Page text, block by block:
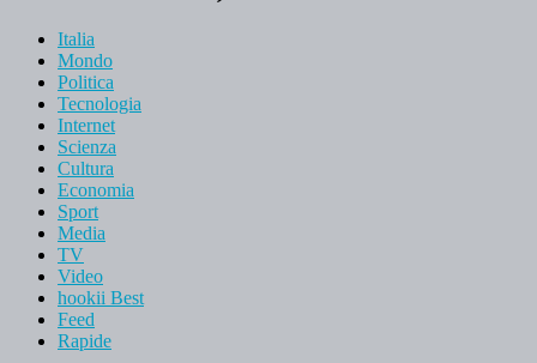
Italia
Mondo
Politica
Tecnologia
Internet
Scienza
Cultura
Economia
Sport
Media
TV
Video
hookii Best
Feed
Rapide